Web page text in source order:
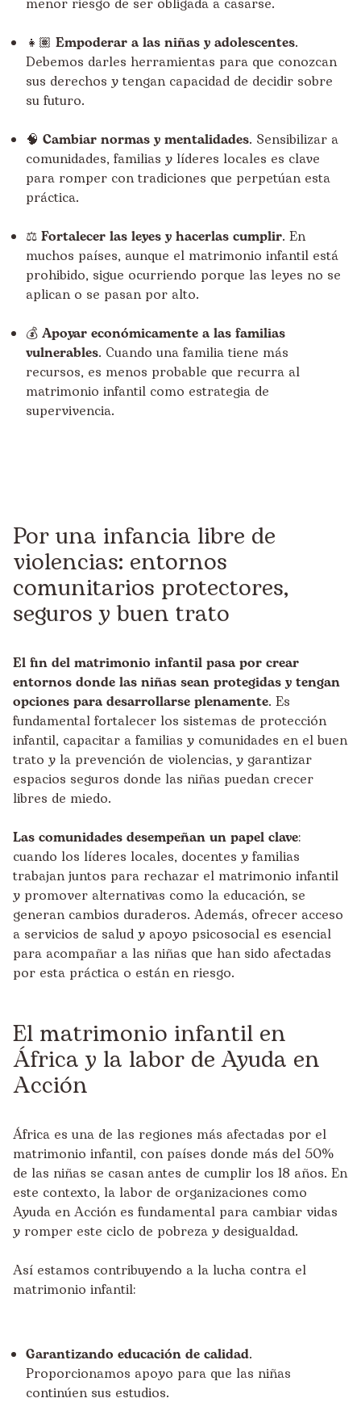
menor riesgo de ser obligada a casarse.
👧🏽 Empoderar a las niñas y adolescentes.
Debemos darles herramientas para que conozcan
sus derechos y tengan capacidad de decidir sobre
su futuro.
🧠 Cambiar normas y mentalidades. Sensibilizar a
comunidades, familias y líderes locales es clave
para romper con tradiciones que perpetúan esta
práctica.
⚖️ Fortalecer las leyes y hacerlas cumplir. En
muchos países, aunque el matrimonio infantil está
prohibido, sigue ocurriendo porque las leyes no se
aplican o se pasan por alto.
💰 Apoyar económicamente a las familias
vulnerables. Cuando una familia tiene más
recursos, es menos probable que recurra al
matrimonio infantil como estrategia de
supervivencia.
Por una infancia libre de
violencias: entornos
comunitarios protectores,
seguros y buen trato
El fin del matrimonio infantil pasa por crear
entornos donde las niñas sean protegidas y tengan
opciones para desarrollarse plenamente. Es
fundamental fortalecer los sistemas de protección
infantil, capacitar a familias y comunidades en el buen
trato y la prevención de violencias, y garantizar
espacios seguros donde las niñas puedan crecer
libres de miedo.
Las comunidades desempeñan un papel clave:
cuando los líderes locales, docentes y familias
trabajan juntos para rechazar el matrimonio infantil
y promover alternativas como la educación, se
generan cambios duraderos. Además, ofrecer acceso
a servicios de salud y apoyo psicosocial es esencial
para acompañar a las niñas que han sido afectadas
por esta práctica o están en riesgo.
El matrimonio infantil en
África y la labor de Ayuda en
Acción
África es una de las regiones más afectadas por el
matrimonio infantil, con países donde más del 50%
de las niñas se casan antes de cumplir los 18 años. En
este contexto, la labor de organizaciones como
Ayuda en Acción es fundamental para cambiar vidas
y romper este ciclo de pobreza y desigualdad.
Así estamos contribuyendo a la lucha contra el
matrimonio infantil:
Garantizando educación de calidad.
Proporcionamos apoyo para que las niñas
continúen sus estudios.